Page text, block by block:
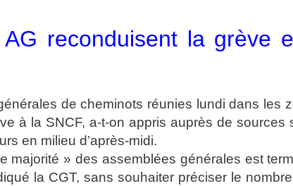
reconduisent la grève
de cheminots réunies lundi dans les
à la SNCF, a-t-on appris auprès de sources
en milieu d’après-midi.
majorité » des assemblées générales est
la CGT, sans souhaiter préciser le